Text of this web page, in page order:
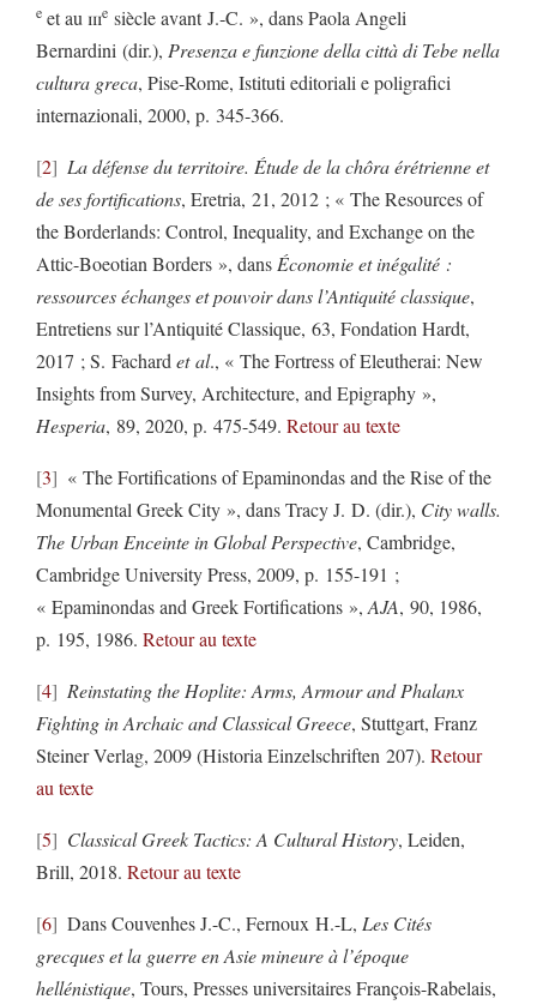
e et au iiie siècle avant J.‑C. », dans Paola Angeli
Bernardini (dir.), Presenza e funzione della città di Tebe nella
cultura greca, Pise-Rome, Istituti editoriali e poligrafici
internazionali, 2000, p. 345‑366.
2
La défense du territoire. Étude de la chôra érétrienne et
de ses fortifications, Eretria, 21, 2012 ; « The Resources of
the Borderlands: Control, Inequality, and Exchange on the
Attic-Boeotian Borders », dans Économie et inégalité :
ressources échanges et pouvoir dans l’Antiquité classique,
Entretiens sur l’Antiquité Classique, 63, Fondation Hardt,
2017 ; S. Fachard et al., « The Fortress of Eleutherai: New
Insights from Survey, Architecture, and Epigraphy »,
Hesperia, 89, 2020, p. 475-549. Retour au texte
3
« The Fortifications of Epaminondas and the Rise of the
Monumental Greek City », dans Tracy J. D. (dir.), City walls.
The Urban Enceinte in Global Perspective, Cambridge,
Cambridge University Press, 2009, p. 155-191 ;
« Epaminondas and Greek Fortifications », AJA, 90, 1986,
p. 195, 1986. Retour au texte
4
Reinstating the Hoplite: Arms, Armour and Phalanx
Fighting in Archaic and Classical Greece, Stuttgart, Franz
Steiner Verlag, 2009 (Historia Einzelschriften 207). Retour
au texte
5 Classical Greek Tactics: A Cultural History, Leiden,
Brill, 2018. Retour au texte
6 Dans Couvenhes J.-C., Fernoux H.-L, Les Cités
grecques et la guerre en Asie mineure à l’époque
hellénistique, Tours, Presses universitaires François-Rabelais,